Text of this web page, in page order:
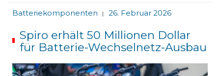
Batteriekomponenten | 26. Februar 2026
Spiro erhält 50 Millionen Dollar
für Batterie-Wechselnetz-Ausbau